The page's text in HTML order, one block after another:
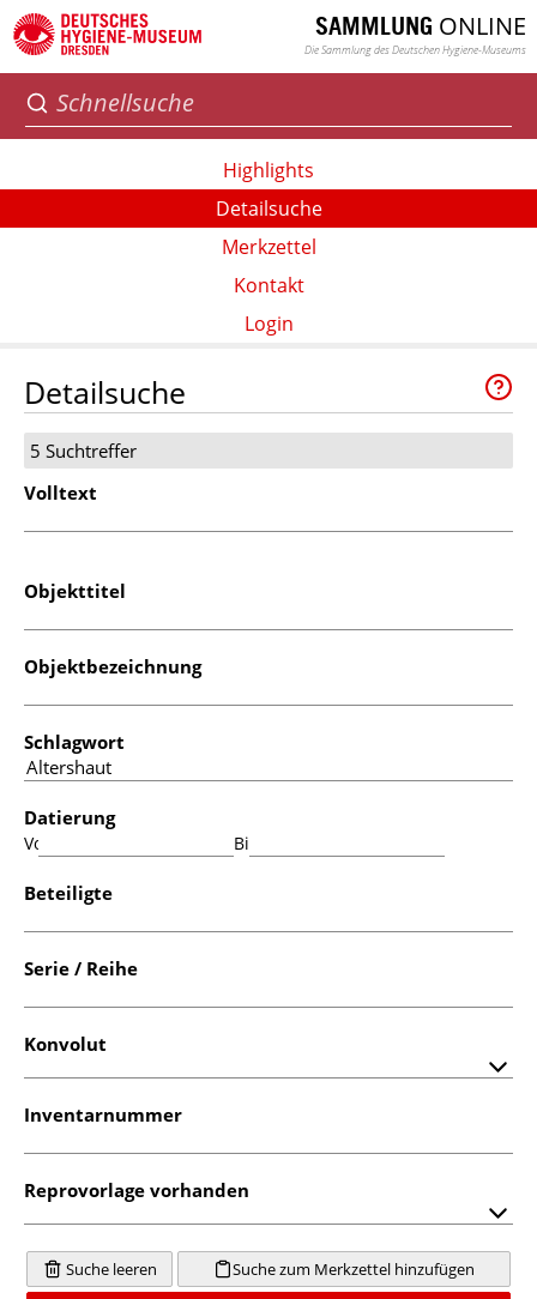
SAMMLUNG ONLINE
Die Sammlung des Deutschen Hygiene-Museums
Highlights
Detailsuche
Merkzettel
Kontakt
Login
Detailsuche
5 Suchtreffer
Volltext
Objekttitel
Objektbezeichnung
Schlagwort
Datierung
Von: Bis:
Beteiligte
Serie / Reihe
Konvolut
Inventarnummer
Reprovorlage vorhanden
Suche leeren Suche zum Merkzettel hinzufügen